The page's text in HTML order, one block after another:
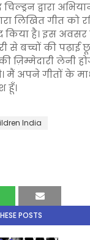
द्वारा
लिखित गीत को
है। इस अवसर
से बच्चों की पढ़ाई
लेनी
मैं अपने गीतों के
हूँ।
India
POSTS